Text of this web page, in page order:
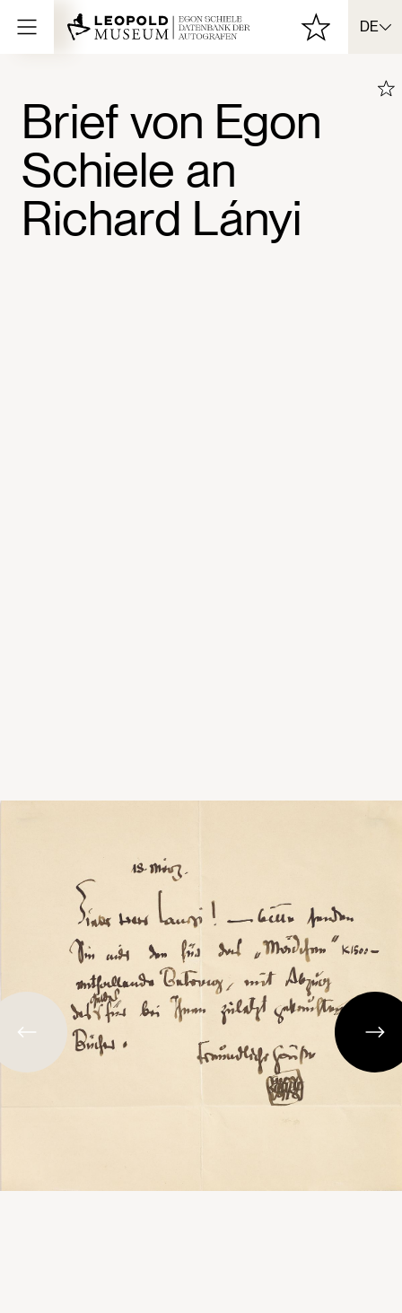
DE
Brief von Egon
Schiele an
Richard Lányi